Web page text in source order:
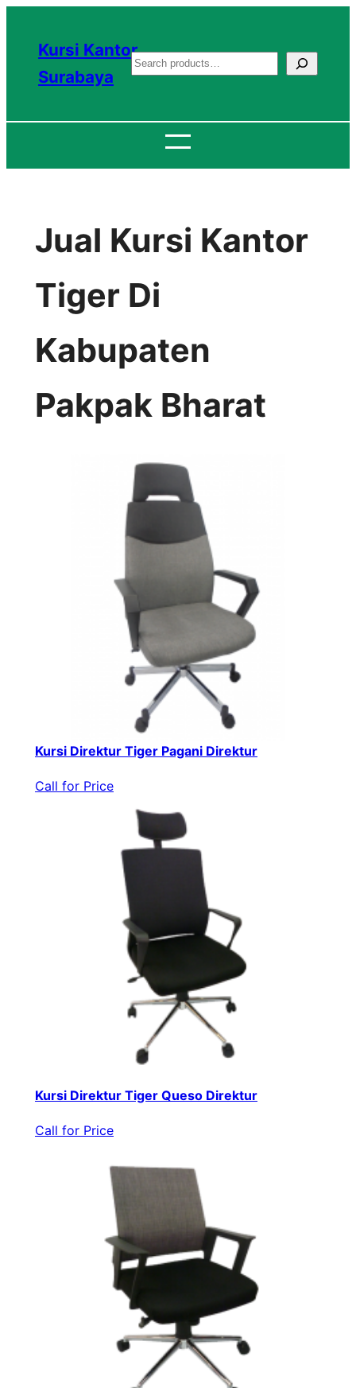
konten
Kursi Kantor
Surabaya
S
a
c
Jual Kursi Kantor
Tiger Di
Kabupaten
Pakpak Bharat
Kursi Direktur Tiger Pagani Direktur
Call for Price
Kursi Direktur Tiger Queso Direktur
Call for Price